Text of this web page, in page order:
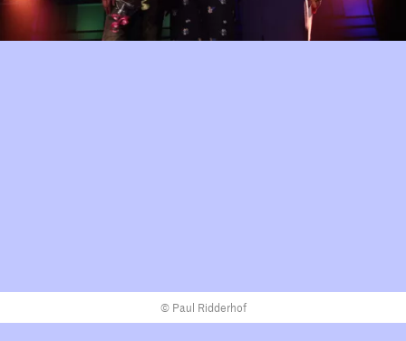
© Paul Ridderhof